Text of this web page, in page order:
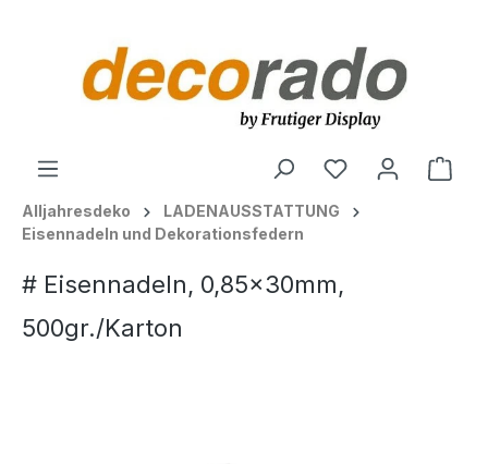
Alljahresdeko
LADENAUSSTATTUNG
Eisennadeln und Dekorationsfedern
# Eisennadeln, 0,85x30mm,
500gr./Karton